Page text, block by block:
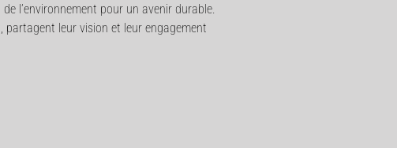
l’environnement pour un avenir durable.
partagent leur vision et leur engagement